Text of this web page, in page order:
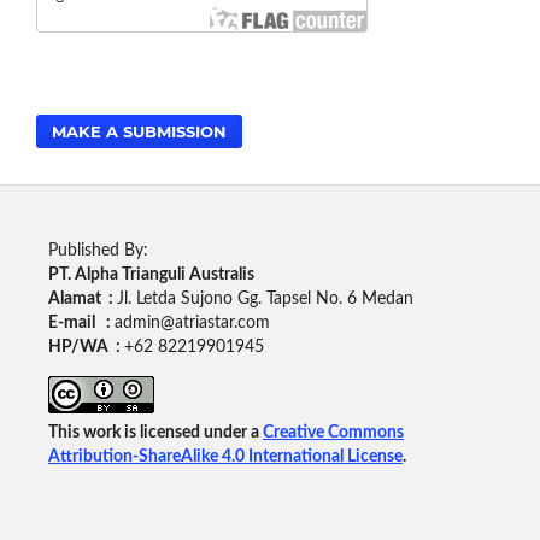
MAKE A SUBMISSION
Published By:
PT. Alpha Trianguli Australis
Alamat : Jl. Letda Sujono Gg. Tapsel No. 6 Medan
E-mail : admin@atriastar.com
HP/WA : +62 82219901945
This work is licensed under a Creative Commons
Attribution-ShareAlike 4.0 International License.